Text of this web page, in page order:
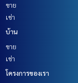
ขาย
เช่า
บ้าน
ขาย
เช่า
โครงการของเรา